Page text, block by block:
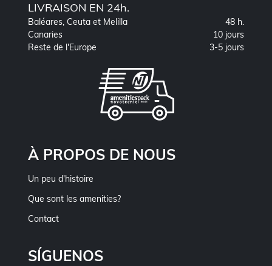
LIVRAISON EN 24h.
Baléares, Ceuta et Melilla
48 h.
Canaries
10 jours
Reste de l'Europe
3-5 jours
À PROPOS DE NOUS
Un peu d'histoire
Que sont les amenities?
Contact
SÍGUENOS